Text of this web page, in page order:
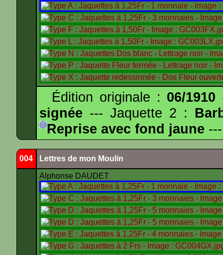
Édition originale : 06/1910
signée --- Jaquette 2 :
Reprise avec fond jaune ---
004 Lettres de mon Moulin
Alphonse DAUDET